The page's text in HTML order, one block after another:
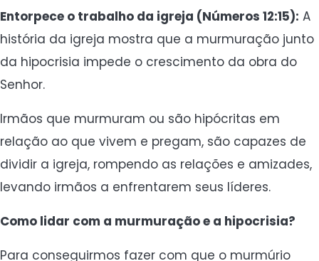
Entorpece o trabalho da igreja (Números 12:15): A
história da igreja mostra que a murmuração junto
da hipocrisia impede o crescimento da obra do
Senhor.
Irmãos que murmuram ou são hipócritas em
relação ao que vivem e pregam, são capazes de
dividir a igreja, rompendo as relações e amizades,
levando irmãos a enfrentarem seus líderes.
Como lidar com a murmuração e a hipocrisia?
Para conseguirmos fazer com que o murmúrio